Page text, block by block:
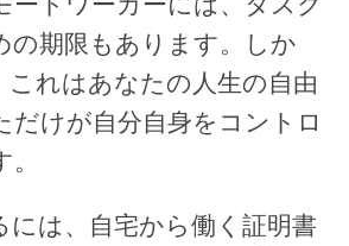
の期限もあります。しか
これはあなたの人生の自由
だけが自分自身をコントロ
には、自宅から働く証明書